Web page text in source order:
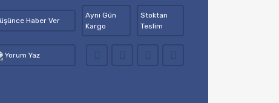
Haber Ver
Aynı Gün
Kargo
Stoktan
Teslim
Yorum Yaz